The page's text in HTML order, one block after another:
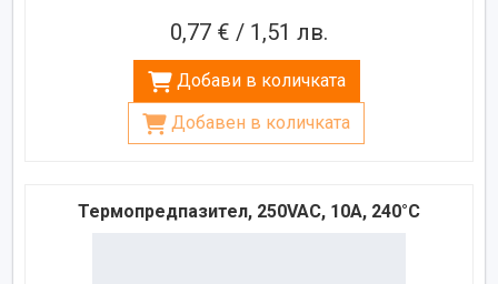
0,77 € / 1,51 лв.
Добави в количката
Добавен в количката
Термопредпазител, 250VAC, 10A, 240°C